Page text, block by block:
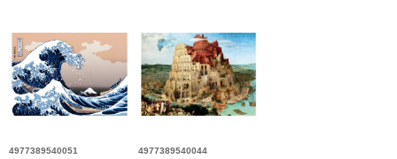
4977389540051
4977389540044